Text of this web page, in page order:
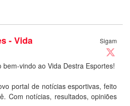
Sigam
- Vida
bem-vindo ao Vida Destra Esportes!
portal de notícias esportivas, feito
Com notícias, resultados, opiniões